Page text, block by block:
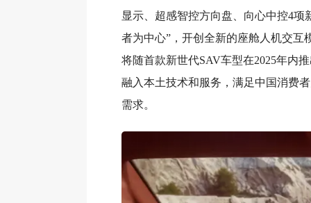
显示、超感智控方向盘、向心中控4项
者为中心”，开创全新的座舱人机交互
将随首款新世代SAV车型在2025年内
融入本土技术和服务，满足中国消费
需求。